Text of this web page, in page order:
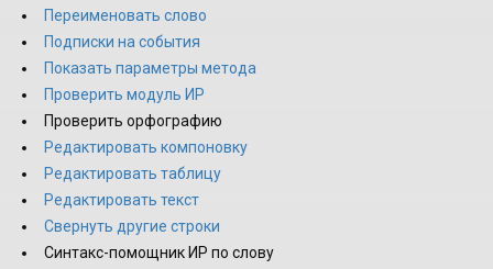
Переименовать слово
Подписки на события
Показать параметры метода
Проверить модуль ИР
Проверить орфографию
Редактировать компоновку
Редактировать таблицу
Редактировать текст
Свернуть другие строки
Синтакс-помощник ИР по слову